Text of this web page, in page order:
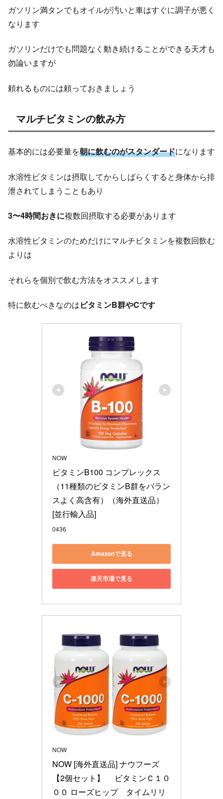
ガソリン満タンでもオイルが汚いと車はすぐに調子が悪く
なります
ガソリンだけでも問題なく動き続けることができる天才も
勿論いますが
頼れるものには頼っておきましょう
マルチビタミンの飲み方
基本的には必要量を朝に飲むのがスタンダードになります
水溶性ビタミンは摂取してからしばらくすると身体から排
泄されてしまうこともあり
3〜4時間おきに複数回摂取する必要があります
水溶性ビタミンのためだけにマルチビタミンを複数回飲む
よりは
それらを個別で飲む方法をオススメします
特に飲むべきなのはビタミンB群やCです
NOW
ビタミンB100 コンプレックス
（11種類のビタミンB群をバラン
スよく高含有）（海外直送品）
[並行輸入品]
0436
Amazonで見る
楽天市場で見る
NOW
NOW [海外直送品] ナウフーズ
【2個セット】　 ビタミンＣ１０
００ ローズヒップ　タイムリリ